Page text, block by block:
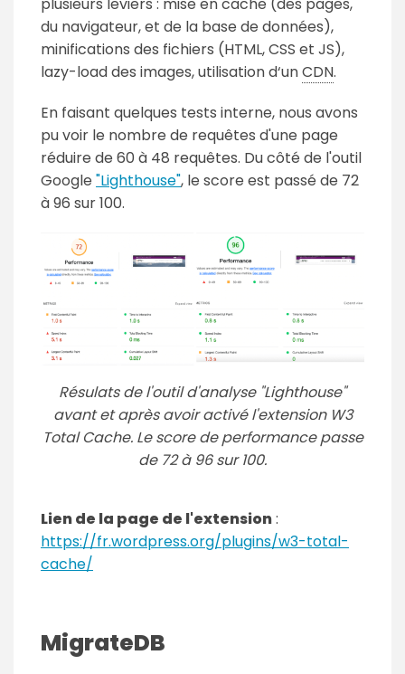
du navigateur, et de la base de données),
minifications des fichiers (HTML, CSS et JS),
lazy-loaddes images, utilisation d‘unCDN.
En faisant quelques tests interne, nous avons
pu voir le nombre de requêtes d'une page
réduire de 60 à 48 requêtes. Du côté de l'outil
Google "Lighthouse", le score est passé de 72
à 96 sur 100.
Résulats de l'outil d'analyse "Lighthouse"
avant et après avoir activé l'extension W3
Total Cache. Le score de performance passe
de 72 à 96 sur 100.
Lien de la page de l'extension:
https://fr.wordpress.org/plugins/w3-total-
cache/
MigrateDB